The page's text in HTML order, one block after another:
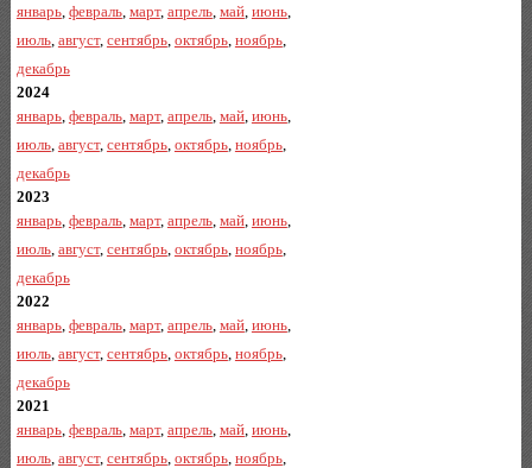
январь, февраль, март, апрель, май, июнь,
июль, август, сентябрь, октябрь, ноябрь,
декабрь
2024
январь, февраль, март, апрель, май, июнь,
июль, август, сентябрь, октябрь, ноябрь,
декабрь
2023
январь, февраль, март, апрель, май, июнь,
июль, август, сентябрь, октябрь, ноябрь,
декабрь
2022
январь, февраль, март, апрель, май, июнь,
июль, август, сентябрь, октябрь, ноябрь,
декабрь
2021
январь, февраль, март, апрель, май, июнь,
июль, август, сентябрь, октябрь, ноябрь,